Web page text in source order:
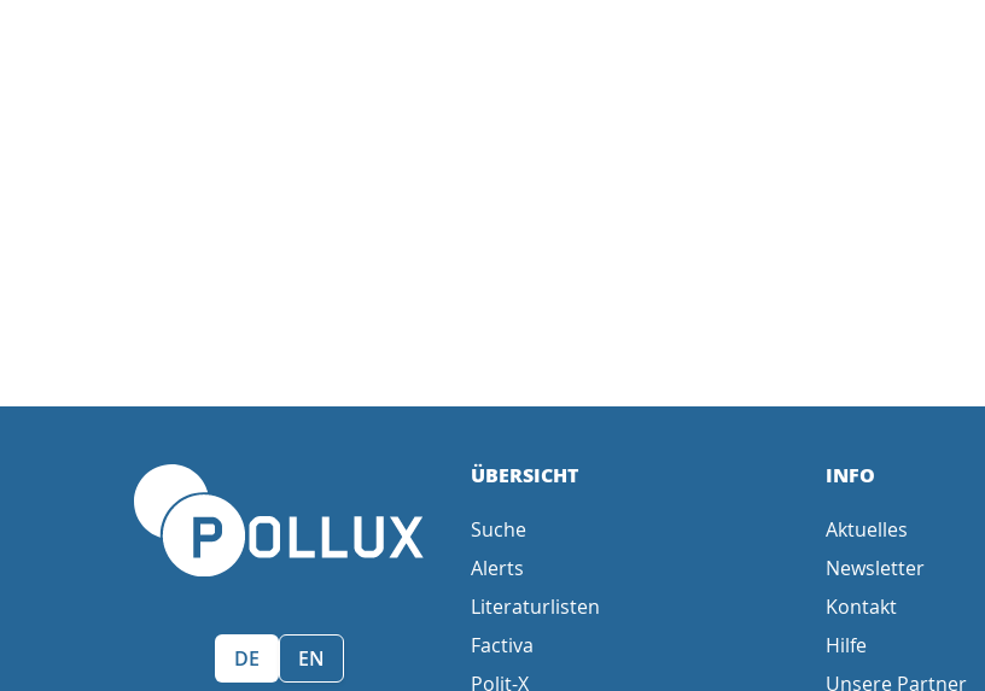
Sprache wählen/Select language
DE EN
ÜBERSICHT
Suche
Alerts
Literaturlisten
Factiva
Polit-X
INFO
Aktuelles
Newsletter
Kontakt
Hilfe
Unsere Partner